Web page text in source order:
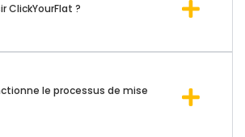
ClickYourFlat ?
le processus de mise